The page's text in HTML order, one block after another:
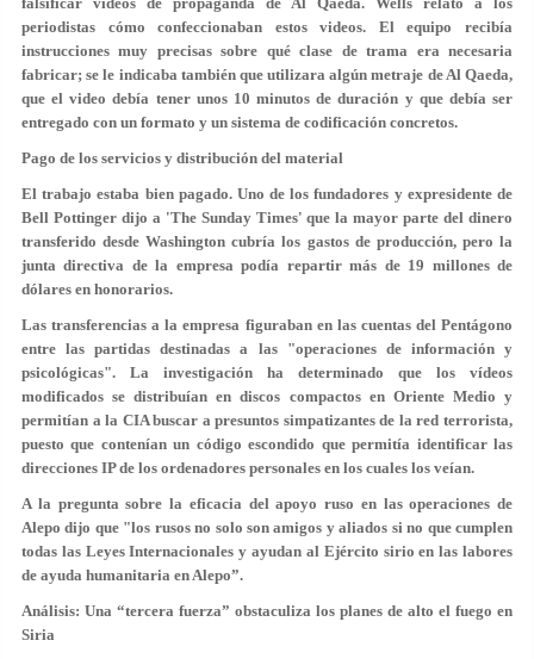
periodistas cómo confeccionaban estos videos. El equipo recibía
instrucciones muy precisas sobre qué clase de trama era necesaria
fabricar; se le indicaba también que utilizara algún metraje de Al Qaeda,
que el video debía tener unos 10 minutos de duración y que debía ser
entregado con un formato y un sistema de codificación concretos.
Pago de los servicios y distribución del material
El trabajo estaba bien pagado. Uno de los fundadores y expresidente de
Bell Pottinger dijo a 'The Sunday Times' que la mayor parte del dinero
transferido desde Washington cubría los gastos de producción, pero la
junta directiva de la empresa podía repartir más de 19 millones de
dólares en honorarios.
Las transferencias a la empresa figuraban en las cuentas del Pentágono
entre las partidas destinadas a las "operaciones de información y
psicológicas". La investigación ha determinado que los vídeos
modificados se distribuían en discos compactos en Oriente Medio y
permitían a la CIA buscar a presuntos simpatizantes de la red terrorista,
puesto que contenían un código escondido que permitía identificar las
direcciones IP de los ordenadores personales en los cuales los veían.
A la pregunta sobre la eficacia del apoyo ruso en las operaciones de
Alepo dijo que "los rusos no solo son amigos y aliados si no que cumplen
todas las Leyes Internacionales y ayudan al Ejército sirio en las labores
de ayuda humanitaria en Alepo”.
Análisis: Una “tercera fuerza” obstaculiza los planes de alto el fuego en
Siria